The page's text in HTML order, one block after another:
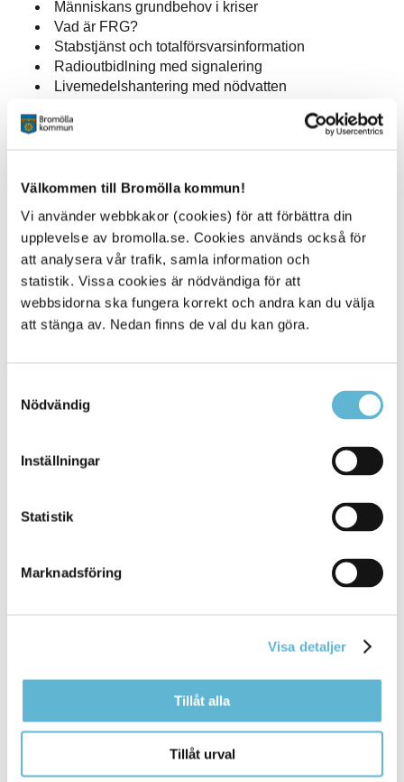
Välkommen till Bromölla kommun!
Vi använder webbkakor (cookies) för att förbättra din
upplevelse av bromolla.se. Cookies används också för
att analysera vår trafik, samla information och
statistik. Vissa cookies är nödvändiga för att
webbsidorna ska fungera korrekt och andra kan du välja
att stänga av. Nedan finns de val du kan göra.
Nödvändig
Inställningar
Statistik
Marknadsföring
Visa detaljer
Tillåt alla
Tillåt urval
Människans grundbehov i kriser
Vad är FRG?
Stabstjänst och totalförsvarsinformation
Radioutbidlning med signalering
Livemedelshantering med nödvatten
Civilförsvarsförbindet, anmälan görs via vår hemsida
https://civil.se
och kostnaden är 175 kronor för första
Utbildningen innefattar 8 utbildningspass på vardera 4
timmar. Dessa genomförs på våren 2025 och är på
kvällstid. Vi bjuder på fika och du får ersättning för resor.
informationsträff på Bromölla kommun. Träffen är tisdagen
den 8 april mellan klockan 18.00 och 20.00.
Utbildningssal är A-salen i Kommunhuset, Storgatan 48.
Anmäl ditt intresse
Sidan senast uppdaterad: